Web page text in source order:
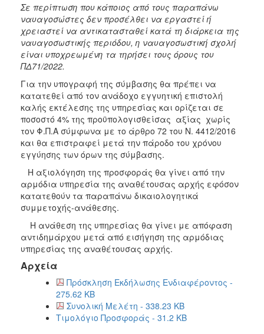
Σε περίπτωση που κάποιος από τους παραπάνω
ναυαγοσώστες δεν προσέλθει να εργαστεί ή
χρειαστεί να αντικατασταθεί κατά τη διάρκεια της
ναυαγοσωστικής περιόδου, η ναυαγοσωστική σχολή
είναι υποχρεωμένη τα τηρήσει τους όρους του
ΠΔ71/2022.
Για την υπογραφή της σύμβασης θα πρέπει να
κατατεθεί από τον ανάδοχο εγγυητική επιστολή
καλής εκτέλεσης της υπηρεσίας και ορίζεται σε
ποσοστό 4% της προϋπολογισθείσας αξίας χωρίς
τον Φ.Π.Α σύμφωνα με το άρθρο 72 του Ν. 4412/2016
και θα επιστραφεί μετά την πάροδο του χρόνου
εγγύησης των όρων της σύμβασης.
Η αξιολόγηση της προσφοράς θα γίνει από την
αρμόδια υπηρεσία της αναθέτουσας αρχής εφόσον
κατατεθούν τα παραπάνω δικαιολογητικά
συμμετοχής-ανάθεσης.
Η ανάθεση της υπηρεσίας θα γίνει με απόφαση
αντιδημάρχου μετά από εισήγηση της αρμόδιας
υπηρεσίας της αναθέτουσας αρχής.
Αρχεία
Πρόσκληση Εκδήλωσης Ενδιαφέροντος -
275.62 KB
Συνολική Μελέτη - 338.23 KB
Τιμολόγιο Προσφοράς - 31.2 KB